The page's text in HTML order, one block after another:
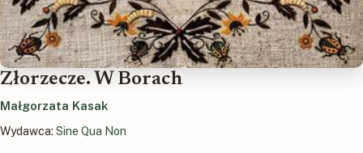
Złorzecze. W Borach
Małgorzata Kasak
Wydawca: Sine Qua Non